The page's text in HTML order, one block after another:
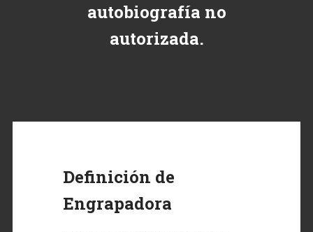
autobiografía no
autorizada.
Definición de
Engrapadora